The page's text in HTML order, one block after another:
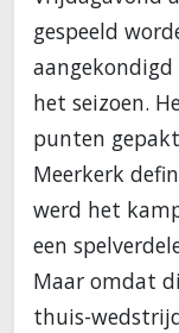
gespeeld
het seizoen.
punten
Meerkerk
werd het
een
Maar omdat
thuis-